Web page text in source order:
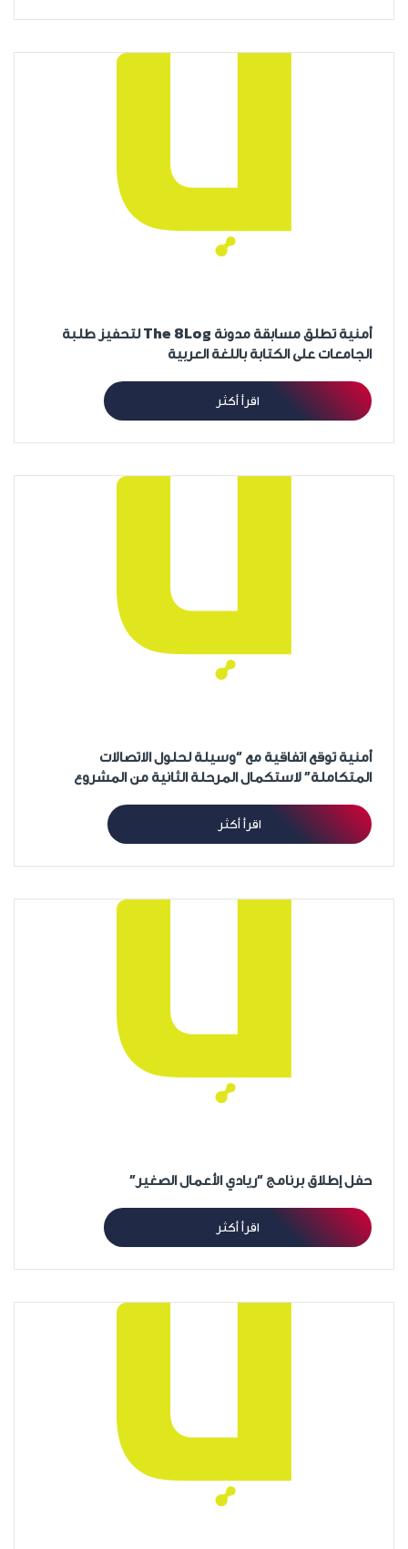
أمنية تطلق مسابقة مدونة The 8Log لتحفيز طلبة
الجامعات على الكتابة باللغة العربية
اقرأ أكثر
أمنية توقع اتفاقية مع “وسيلة لحلول الاتصالات
المتكاملة” لاستكمال المرحلة الثانية من المشروع
اقرأ أكثر
حفل إطلاق برنامج “ريادي الأعمال الصغير”
اقرأ أكثر